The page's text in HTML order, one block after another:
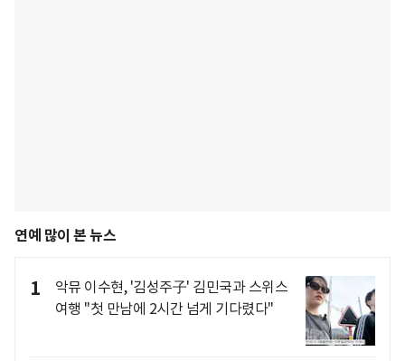
연예 많이 본 뉴스
1
악뮤 이수현, '김성주子' 김민국과 스위스
여행 "첫 만남에 2시간 넘게 기다렸다"